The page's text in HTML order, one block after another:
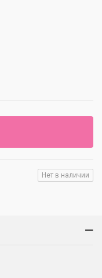
Нет в наличии